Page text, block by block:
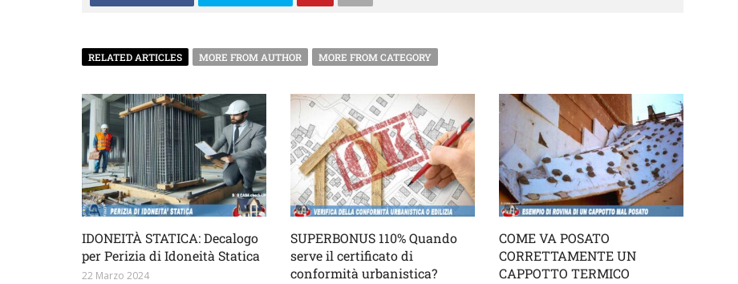
RELATED ARTICLES MORE FROM AUTHOR MORE FROM CATEGORY
IDONEITÀ STATICA: Decalogo
per Perizia di Idoneità Statica
22 Marzo 2024
SUPERBONUS 110% Quando
serve il certificato di
conformità urbanistica?
COME VA POSATO
CORRETTAMENTE UN
CAPPOTTO TERMICO